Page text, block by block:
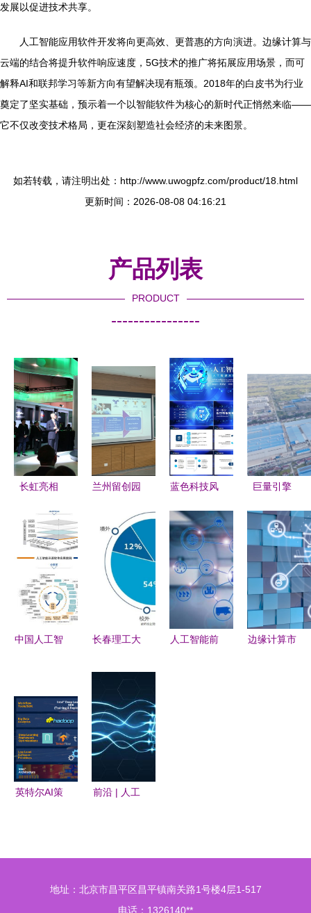
发展以促进技术共享。
人工智能应用软件开发将向更高效、更普惠的方向演进。边缘计算与
云端的结合将提升软件响应速度，5G技术的推广将拓展应用场景，而可
解释AI和联邦学习等新方向有望解决现有瓶颈。2018年的白皮书为行业
奠定了坚实基础，预示着一个以智能软件为核心的新时代正悄然来临——
它不仅改变技术格局，更在深刻塑造社会经济的未来图景。
如若转载，请注明出处：http://www.uwogpfz.com/product/18.html
更新时间：2026-08-08 04:16:21
产品列表
PRODUCT
----------------
长虹亮相
AI 领跑者
的漂亮答卷
兰州留创园
举办“数字
时代创业发
展变革”专
题研修班，
聚焦人工智
能应用软件
蓝色科技风
医疗大数据
动态PPT模
板下载指南
——熊猫办
公赋能AI应
用软件开发
巨量引擎
家》对话梦
百合倪张根
做中国软床
革命的逆行
者 人工智
能应用赋能
中国人工智
立大会在京
举行，助力
人工智能应
用软件开发
创新
长春理工大
软件与人工
智能究竟怎
么样？看看
你就知道了
人工智能前
边缘计算市
英特尔AI策
前沿 | 人工
地址：北京市昌平区昌平镇南关路1号楼4层1-517
电话：1326140**